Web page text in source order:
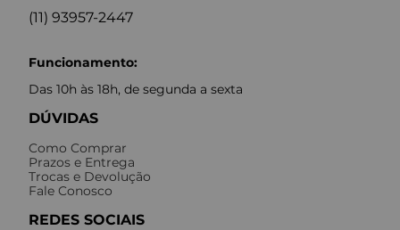
(11) 93957-2447
Funcionamento:
Das 10h às 18h, de segunda a sexta
DÚVIDAS
Como Comprar
Prazos e Entrega
Trocas e Devolução
Fale Conosco
REDES SOCIAIS